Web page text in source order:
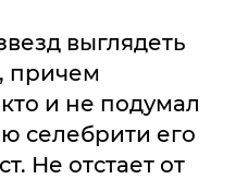
выглядеть
причем
и не подумал
селебрити его
Не отстает от